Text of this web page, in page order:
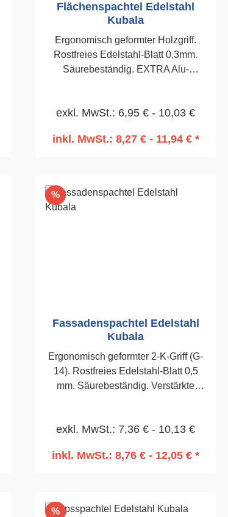
Flächenspachtel Edelstahl
Kubala
Ergonomisch geformter Holzgriff.
Rostfreies Edelstahl-Blatt 0,3mm.
Säurebeständig. EXTRA Alu-
Putzen und Spachtelungen. Sehr
kräftesparend.600 mm
exkl. MwSt.: 6,95 € - 10,03 €
inkl. MwSt.: 8,27 € - 11,94 € *
%Rabatt
Fassadenspachtel Edelstahl
Kubala
Ergonomisch geformter 2-K-Griff (G-
14). Rostfreies Edelstahl-Blatt 0,5
mm. Säurebeständig. Verstärkte
mm
exkl. MwSt.: 7,36 € - 10,13 €
inkl. MwSt.: 8,76 € - 12,05 € *
%Rabatt